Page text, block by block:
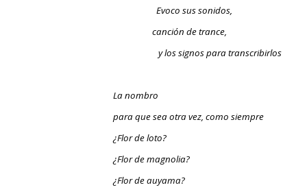
Evoco sus sonidos,
canción de trance,
y los signos para transcribirlos
La nombro
para que sea otra vez, como siempre
¿Flor de loto?
¿Flor de magnolia?
¿Flor de auyama?